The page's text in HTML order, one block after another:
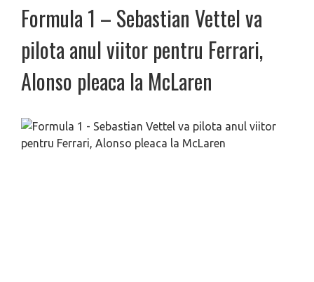
Formula 1 – Sebastian Vettel va
pilota anul viitor pentru Ferrari,
Alonso pleaca la McLaren